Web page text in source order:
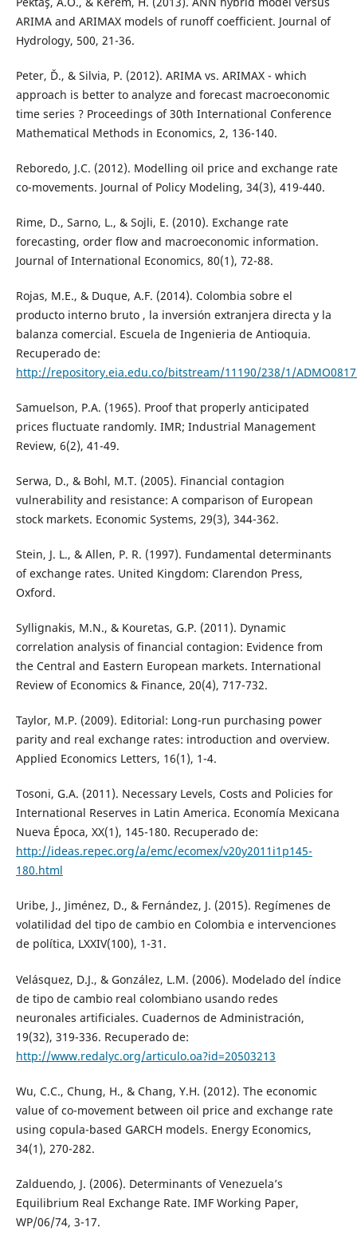
ARIMA and ARIMAX models of runoff coefficient. Journal of
Hydrology, 500, 21-36.
Peter, Ď., & Silvia, P. (2012). ARIMA vs. ARIMAX - which
approach is better to analyze and forecast macroeconomic
time series ? Proceedings of 30th International Conference
Mathematical Methods in Economics, 2, 136-140.
Reboredo, J.C. (2012). Modelling oil price and exchange rate
co-movements. Journal of Policy Modeling, 34(3), 419-440.
Rime, D., Sarno, L., & Sojli, E. (2010). Exchange rate
forecasting, order flow and macroeconomic information.
Journal of International Economics, 80(1), 72-88.
Rojas, M.E., & Duque, A.F. (2014). Colombia sobre el
producto interno bruto , la inversión extranjera directa y la
balanza comercial. Escuela de Ingenieria de Antioquia.
Recuperado de:
http://repository.eia.edu.co/bitstream/11190/238/1/
Samuelson, P.A. (1965). Proof that properly anticipated
prices fluctuate randomly. IMR; Industrial Management
Review, 6(2), 41-49.
Serwa, D., & Bohl, M.T. (2005). Financial contagion
vulnerability and resistance: A comparison of European
stock markets. Economic Systems, 29(3), 344-362.
Stein, J. L., & Allen, P. R. (1997). Fundamental determinants
of exchange rates. United Kingdom: Clarendon Press,
Oxford.
Syllignakis, M.N., & Kouretas, G.P. (2011). Dynamic
correlation analysis of financial contagion: Evidence from
the Central and Eastern European markets. International
Review of Economics & Finance, 20(4), 717-732.
Taylor, M.P. (2009). Editorial: Long-run purchasing power
parity and real exchange rates: introduction and overview.
Applied Economics Letters, 16(1), 1-4.
Tosoni, G.A. (2011). Necessary Levels, Costs and Policies for
International Reserves in Latin America. Economía Mexicana
Nueva Época, XX(1), 145-180. Recuperado de:
http://ideas.repec.org/a/emc/ecomex/v20y2011i1p145-
180.html
Uribe, J., Jiménez, D., & Fernández, J. (2015). Regímenes de
volatilidad del tipo de cambio en Colombia e intervenciones
de política, LXXIV(100), 1-31.
Velásquez, D.J., & González, L.M. (2006). Modelado del índice
de tipo de cambio real colombiano usando redes
neuronales artificiales. Cuadernos de Administración,
19(32), 319-336. Recuperado de:
http://www.redalyc.org/articulo.oa?id=20503213
Wu, C.C., Chung, H., & Chang, Y.H. (2012). The economic
value of co-movement between oil price and exchange rate
using copula-based GARCH models. Energy Economics,
34(1), 270-282.
Zalduendo, J. (2006). Determinants of Venezuela’s
Equilibrium Real Exchange Rate. IMF Working Paper,
WP/06/74, 3-17.